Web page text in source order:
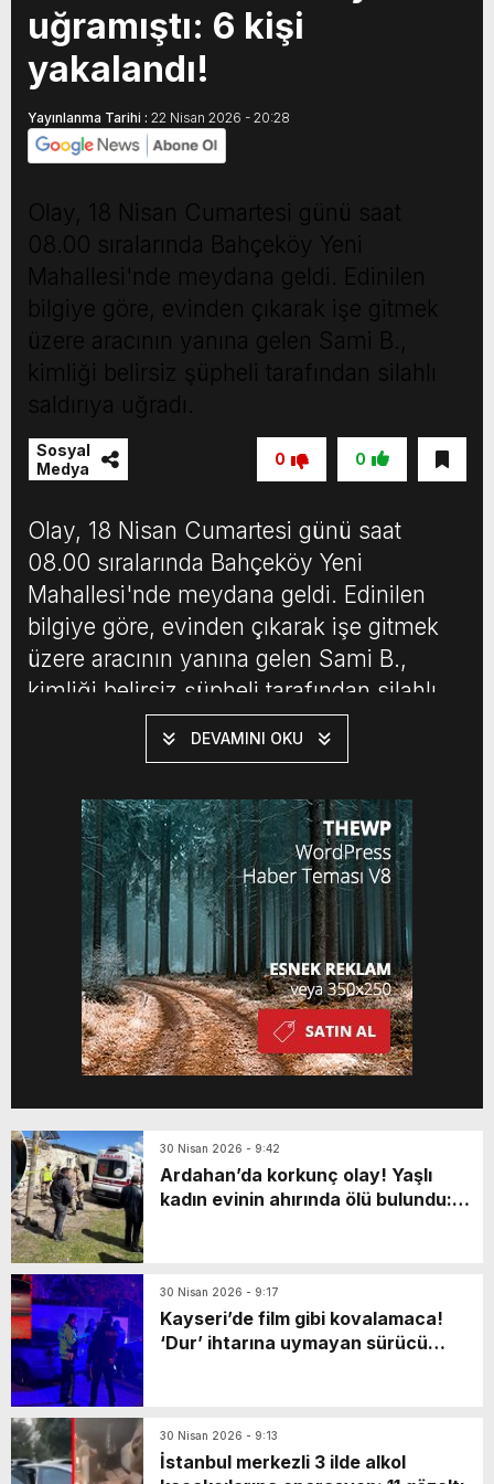
uğramıştı: 6 kişi
yakalandı!
Yayınlanma Tarihi : 22 Nisan 2026 - 20:28
Olay, 18 Nisan Cumartesi günü saat
08.00 sıralarında Bahçeköy Yeni
Mahallesi'nde meydana geldi. Edinilen
bilgiye göre, evinden çıkarak işe gitmek
üzere aracının yanına gelen Sami B.,
kimliği belirsiz şüpheli tarafından silahlı
saldırıya uğradı.
Sosyal
Medya
0
0
Olay, 18 Nisan Cumartesi günü saat
08.00 sıralarında Bahçeköy Yeni
Mahallesi'nde meydana geldi. Edinilen
bilgiye göre, evinden çıkarak işe gitmek
üzere aracının yanına gelen Sami B.,
kimliği belirsiz şüpheli tarafından silahlı
saldırıya uğradı.
DEVAMINI OKU
30 Nisan 2026 - 9:42
Ardahan’da korkunç olay! Yaşlı
kadın evinin ahırında ölü bulundu:
30 Nisan 2026 - 9:17
Kayseri’de film gibi kovalamaca!
‘Dur’ ihtarına uymayan sürücü
30 Nisan 2026 - 9:13
İstanbul merkezli 3 ilde alkol